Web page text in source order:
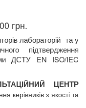
грн.
лабораторій та у
підтвердження
ДСТУ EN ISO/IEC
ЦЕНТР
керівників з якості та